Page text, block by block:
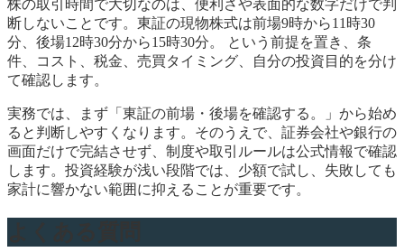
株の取引時間で大切なのは、便利さや表面的な数字だけで判
断しないことです。東証の現物株式は前場9時から11時30
分、後場12時30分から15時30分。 という前提を置き、条
件、コスト、税金、売買タイミング、自分の投資目的を分け
て確認します。
実務では、まず「東証の前場・後場を確認する。」から始め
ると判断しやすくなります。そのうえで、証券会社や銀行の
画面だけで完結させず、制度や取引ルールは公式情報で確認
します。投資経験が浅い段階では、少額で試し、失敗しても
家計に響かない範囲に抑えることが重要です。